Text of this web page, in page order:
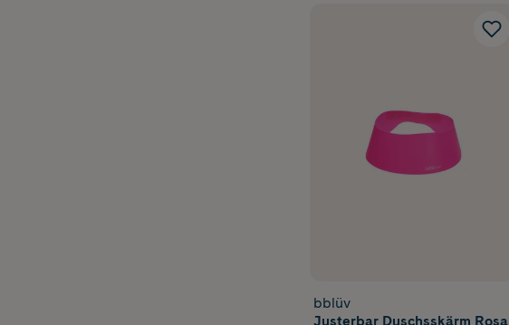
bblüv
Justerbar Duschsskärm Rosa